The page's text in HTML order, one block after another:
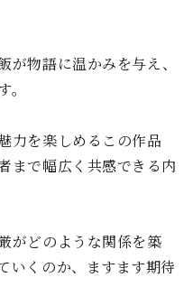
が物語に温かみを与え、
力を楽しめるこの作品
まで幅広く共感できる内
がどのような関係を築
いくのか、ますます期待